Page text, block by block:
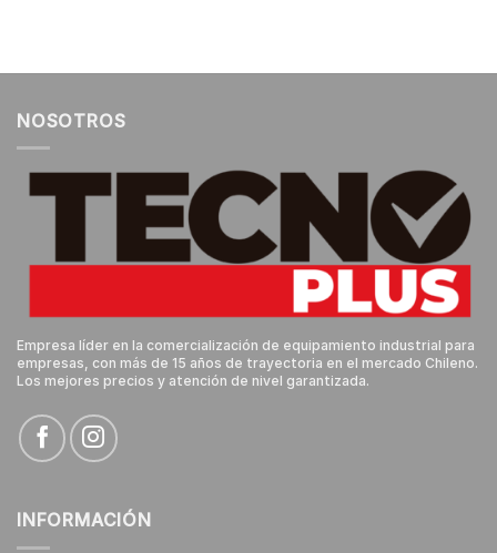
NOSOTROS
Empresa líder en la comercialización de equipamiento industrial para
empresas, con más de 15 años de trayectoria en el mercado Chileno.
Los mejores precios y atención de nivel garantizada.
INFORMACIÓN